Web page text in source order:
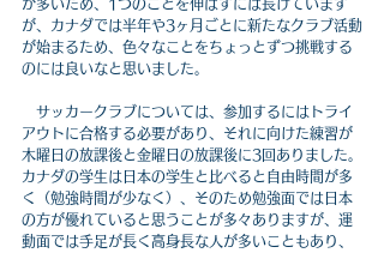
が多いため、1つのことを伸ばすには長けています
が、カナダでは半年や3ヶ月ごとに新たなクラブ活動
が始まるため、色々なことをちょっとずつ挑戦する
のには良いなと思いました。
サッカークラブについては、参加するにはトライ
アウトに合格する必要があり、それに向けた練習が
木曜日の放課後と金曜日の放課後に3回ありました。
カナダの学生は日本の学生と比べると自由時間が多
く（勉強時間が少なく）、そのため勉強面では日本
の方が優れていると思うことが多々ありますが、運
動面では手足が長く高身長な人が多いこともあり、